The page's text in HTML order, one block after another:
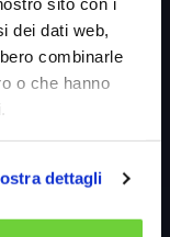
dei dati web,
combinarle
o che hanno
dettagli